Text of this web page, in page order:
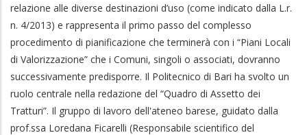
relazione alle diverse destinazioni d’uso (come indicato dalla L.r.
n. 4/2013) e rappresenta il primo passo del complesso
procedimento di pianificazione che terminerà con i “Piani Locali
di Valorizzazione” che i Comuni, singoli o associati, dovranno
successivamente predisporre. Il Politecnico di Bari ha svolto un
ruolo centrale nella redazione del “Quadro di Assetto dei
Tratturi”. Il gruppo di lavoro dell'ateneo barese, guidato dalla
prof.ssa Loredana Ficarelli (Responsabile scientifico del